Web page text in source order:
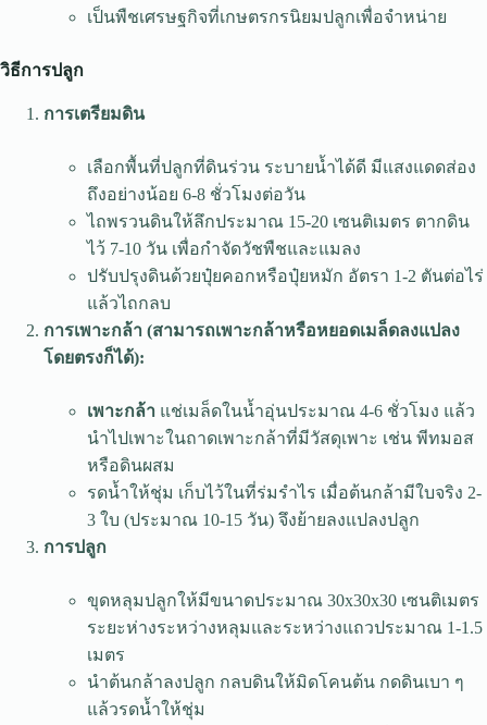
เป็นพืชเศรษฐกิจที่เกษตรกรนิยมปลูกเพื่อจำหน่าย
วิธีการปลูก
การเตรียมดิน
เลือกพื้นที่ปลูกที่ดินร่วน ระบายน้ำได้ดี มีแสงแดดส่อง
ถึงอย่างน้อย 6-8 ชั่วโมงต่อวัน
ไถพรวนดินให้ลึกประมาณ 15-20 เซนติเมตร ตากดิน
ไว้ 7-10 วัน เพื่อกำจัดวัชพืชและแมลง
ปรับปรุงดินด้วยปุ๋ยคอกหรือปุ๋ยหมัก อัตรา 1-2 ตันต่อไร่
แล้วไถกลบ
การเพาะกล้า (สามารถเพาะกล้าหรือหยอดเมล็ดลงแปลง
โดยตรงก็ได้):
เพาะกล้า แช่เมล็ดในน้ำอุ่นประมาณ 4-6 ชั่วโมง แล้ว
นำไปเพาะในถาดเพาะกล้าที่มีวัสดุเพาะ เช่น พีทมอส
หรือดินผสม
รดน้ำให้ชุ่ม เก็บไว้ในที่ร่มรำไร เมื่อต้นกล้ามีใบจริง 2-
3 ใบ (ประมาณ 10-15 วัน) จึงย้ายลงแปลงปลูก
การปลูก
ขุดหลุมปลูกให้มีขนาดประมาณ 30x30x30 เซนติเมตร
ระยะห่างระหว่างหลุมและระหว่างแถวประมาณ 1-1.5
เมตร
นำต้นกล้าลงปลูก กลบดินให้มิดโคนต้น กดดินเบา ๆ
แล้วรดน้ำให้ชุ่ม